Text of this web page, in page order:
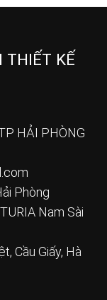
THIẾT KẾ
HẢI PHÒNG
Phòng
Nam Sài
Cầu Giấy, Hà